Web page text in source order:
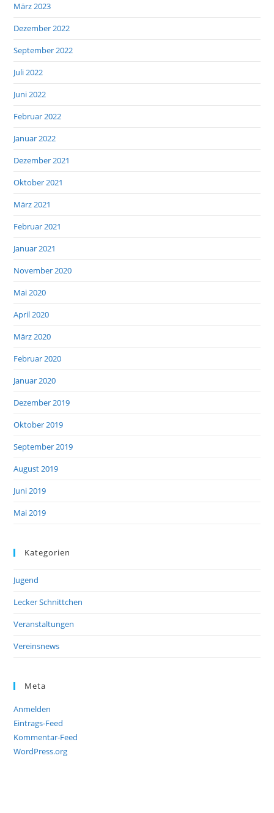
März 2023
Dezember 2022
September 2022
Juli 2022
Juni 2022
Februar 2022
Januar 2022
Dezember 2021
Oktober 2021
März 2021
Februar 2021
Januar 2021
November 2020
Mai 2020
April 2020
März 2020
Februar 2020
Januar 2020
Dezember 2019
Oktober 2019
September 2019
August 2019
Juni 2019
Mai 2019
Kategorien
Jugend
Lecker Schnittchen
Veranstaltungen
Vereinsnews
Meta
Anmelden
Eintrags-Feed
Kommentar-Feed
WordPress.org